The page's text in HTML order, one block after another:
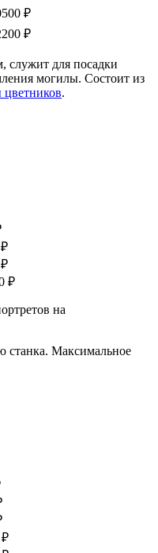
₽
₽
служит для посадки
могилы. Состоит из
цветников.
₽
₽
₽
на
станка. Максимальное
₽